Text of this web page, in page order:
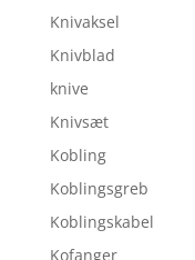
Knivaksel
Knivblad
knive
Knivsæt
Kobling
Koblingsgreb
Koblingskabel
Kofanger